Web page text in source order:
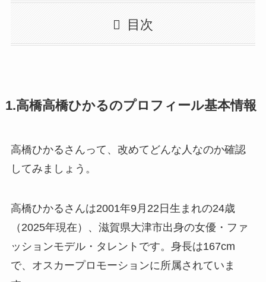
目次
1.高橋高橋ひかるのプロフィール基本情報
高橋ひかるさんって、改めてどんな人なのか確認
してみましょう。
高橋ひかるさんは2001年9月22日生まれの24歳
（2025年現在）、滋賀県大津市出身の女優・ファ
ッションモデル・タレントです。身長は167cm
で、オスカープロモーションに所属されていま